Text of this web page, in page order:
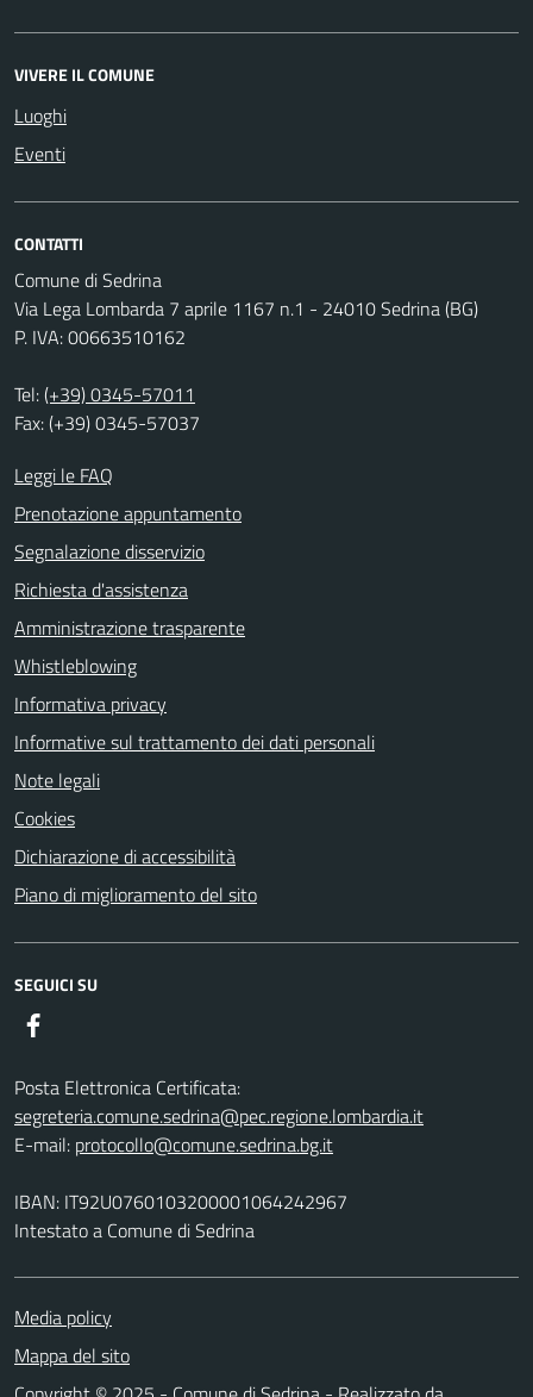
VIVERE IL COMUNE
Luoghi
Eventi
CONTATTI
Comune di Sedrina
Via Lega Lombarda 7 aprile 1167 n.1 - 24010 Sedrina (BG)
P. IVA: 00663510162
Tel:(+39) 0345-57011
Fax: (+39) 0345-57037
Leggi le FAQ
Prenotazione appuntamento
Segnalazione disservizio
Richiesta d'assistenza
Amministrazione trasparente
Whistleblowing
Informativa privacy
Informative sul trattamento dei dati personali
Note legali
Cookies
Dichiarazione di accessibilità
Piano di miglioramento del sito
SEGUICI SU
Posta Elettronica Certificata:
segreteria.comune.sedrina@pec.regione.lombardia.it
E-mail: protocollo@comune.sedrina.bg.it
IBAN: IT92U0760103200001064242967
Intestato a Comune di Sedrina
Media policy
Mappa del sito